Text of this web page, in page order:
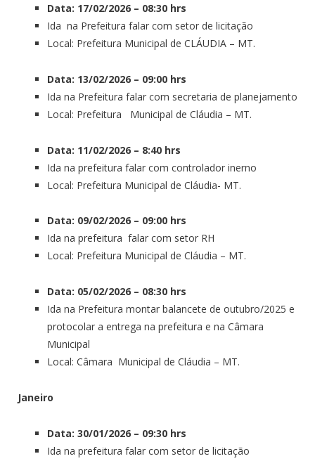
Data: 17/02/2026 – 08:30 hrs
Ida na Prefeitura falar com setor de licitação
Local: Prefeitura Municipal de CLÁUDIA – MT.
Data: 13/02/2026 – 09:00 hrs
Ida na Prefeitura falar com secretaria de planejamento
Local: Prefeitura Municipal de Cláudia – MT.
Data: 11/02/2026 – 8:40 hrs
Ida na prefeitura falar com controlador inerno
Local: Prefeitura Municipal de Cláudia- MT.
Data: 09/02/2026 – 09:00 hrs
Ida na prefeitura falar com setor RH
Local: Prefeitura Municipal de Cláudia – MT.
Data: 05/02/2026 – 08:30 hrs
Ida na Prefeitura montar balancete de outubro/2025 e
protocolar a entrega na prefeitura e na Câmara
Municipal
Local: Câmara Municipal de Cláudia – MT.
Janeiro
Data: 30/01/2026 – 09:30 hrs
Ida na prefeitura falar com setor de licitação